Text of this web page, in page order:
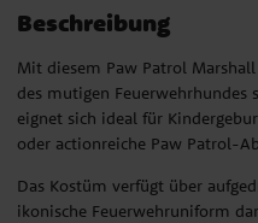
Beschreibung
Mit diesem Paw Patrol
des mutigen Feuerwehrhundes
eignet sich ideal für
oder actionreiche Paw Patrol-
Das Kostüm verfügt über
ikonische Feuerwehruniform